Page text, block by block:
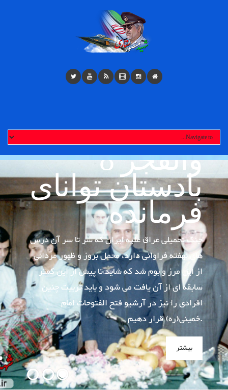
پیروزی در
والفجر 8
بادستان توانای
فرمانده
جنگ تحمیلی عراق علیه ایران که سر تا سر آن درس
های نهفته فراوانی دارد، محمل بروز و ظهور مردانی
از این مرز و بوم شد که شاید تا پیش از این کمتر
سابقه ای از آن یافت می شود و باید تربیت چنین
افرادی را نیز در آرشیو فتح الفتوحات امام
خمینی(ره) قرار دهیم.
بیشتر